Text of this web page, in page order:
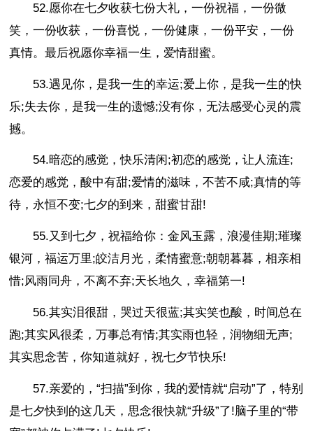
52.愿你在七夕收获七份大礼，一份祝福，一份微
笑，一份收获，一份喜悦，一份健康，一份平安，一份
真情。最后祝愿你幸福一生，爱情甜蜜。
53.遇见你，是我一生的幸运;爱上你，是我一生的快
乐;失去你，是我一生的遗憾;没有你，无法感受心灵的震
撼。
54.暗恋的感觉，快乐清闲;初恋的感觉，让人流连;
恋爱的感觉，酸中有甜;爱情的滋味，不苦不咸;真情的等
待，永恒不变;七夕的到来，甜蜜甘甜!
55.又到七夕，祝福给你：金风玉露，浪漫佳期;璀璨
银河，福运万里;皎洁月光，柔情蜜意;朝朝暮暮，相亲相
惜;风雨同舟，不离不弃;天长地久，幸福第一!
56.其实泪很甜，哭过天很蓝;其实笑也酸，时间总在
跑;其实风很柔，万事总有情;其实雨也轻，润物细无声;
其实思念苦，你知道就好，祝七夕节快乐!
57.亲爱的，“扫描”到你，我的爱情就“启动”了，特别
是七夕快到的这几天，思念很快就“升级”了!脑子里的“带